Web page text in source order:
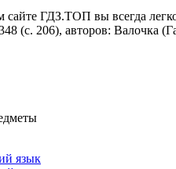
сайте ГДЗ.ТОП вы всегда
(с. 206), авторов: Валочка
язык